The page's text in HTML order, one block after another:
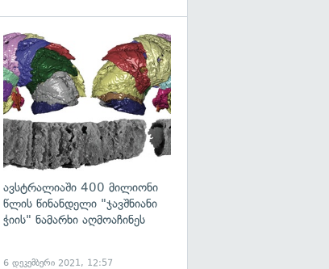
გადახედვა
ავსტრალიაში 400 მილიონი
წლის წინანდელი "ჯავშნიანი
ჭიის" ნამარხი აღმოაჩინეს
6 დეკემბერი 2021, 12:57